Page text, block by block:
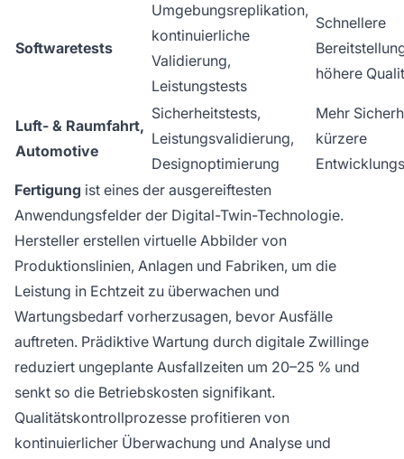
Softwaretests
Umgebungsreplikation,
kontinuierliche
Validierung,
Leistungstests
Schnellere
höhere
Luft- & Raumfahrt,
Automotive
Sicherheitstests,
Leistungsvalidierung,
Designoptimierung
Mehr
kürzere
Fertigung ist eines der ausgereiftesten
Anwendungsfelder der Digital-Twin-Technologie.
Hersteller erstellen virtuelle Abbilder von
Produktionslinien, Anlagen und Fabriken, um die
Leistung in Echtzeit zu überwachen und
Wartungsbedarf vorherzusagen, bevor Ausfälle
auftreten. Prädiktive Wartung durch digitale Zwillinge
reduziert ungeplante Ausfallzeiten um 20–25 % und
senkt so die Betriebskosten signifikant.
Qualitätskontrollprozesse profitieren von
kontinuierlicher Überwachung und Analyse und